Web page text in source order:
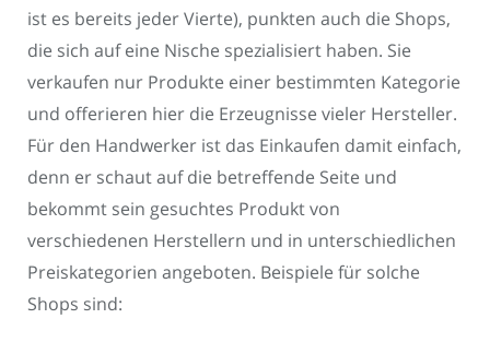
ist es bereits jeder Vierte), punkten auch die Shops,
die sich auf eine Nische spezialisiert haben. Sie
verkaufen nur Produkte einer bestimmten Kategorie
und offerieren hier die Erzeugnisse vieler Hersteller.
Für den Handwerker ist das Einkaufen damit einfach,
denn er schaut auf die betreffende Seite und
bekommt sein gesuchtes Produkt von
verschiedenen Herstellern und in unterschiedlichen
Preiskategorien angeboten. Beispiele für solche
Shops sind: